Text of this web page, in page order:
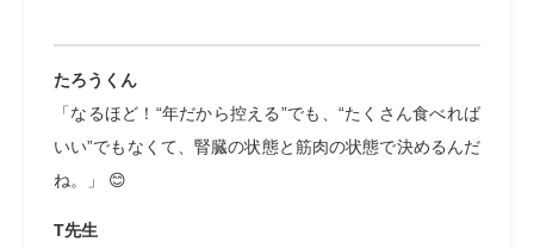
たろうくん
「なるほど！“年だから控える”でも、“たくさん食べれば
いい”でもなくて、腎臓の状態と筋肉の状態で決めるんだ
ね。」 😊
T先生